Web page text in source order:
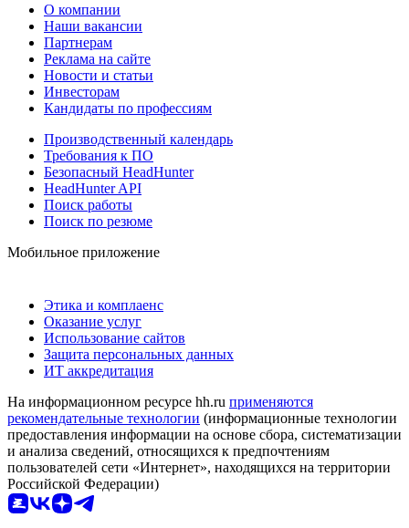
О компании
Наши вакансии
Партнерам
Реклама на сайте
Новости и статьи
Инвесторам
Кандидаты по профессиям
Производственный календарь
Требования к ПО
Безопасный HeadHunter
HeadHunter API
Поиск работы
Поиск по резюме
Мобильное приложение
Этика и комплаенс
Оказание услуг
Использование сайтов
Защита персональных данных
ИТ аккредитация
На информационном ресурсе hh.ru применяются
рекомендательные технологии (информационные технологии
предоставления информации на основе сбора, систематизации
и анализа сведений, относящихся к предпочтениям
пользователей сети «Интернет», находящихся на территории
Российской Федерации)